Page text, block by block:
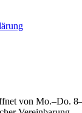
von Mo.–Do.